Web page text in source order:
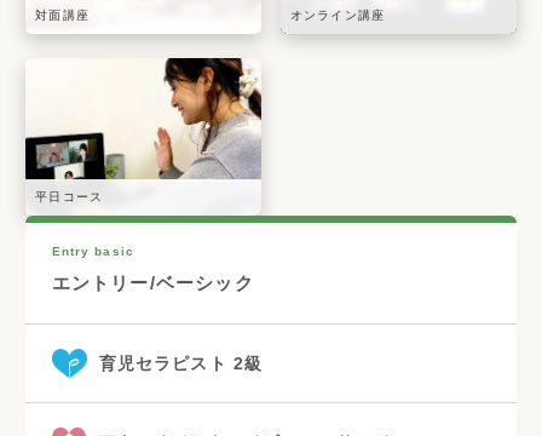
対面講座 オンライン講座
平日コース
Entry basic
エントリー/ベーシック
育児セラピスト 2級